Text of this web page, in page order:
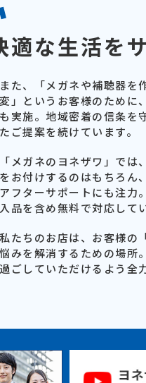
適な生活を
また、「メガネや補聴器を
変」というお客様のために
も実施。地域密着の信条を
たご提案を続けています。
「メガネのヨネザワ」で
をお付けするのはもちろん
アフターサポートにも注力
入品を含め無料で対応して
私たちのお店は、お客様の
悩みを解消するための場所
過ごしていただけるよう全